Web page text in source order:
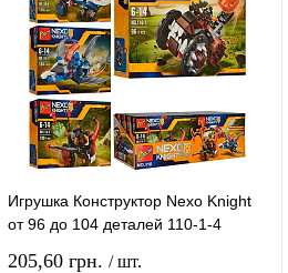
Игрушка Конструктор Nexo Knight
от 96 до 104 деталей 110-1-4
205,60 грн. / шт.